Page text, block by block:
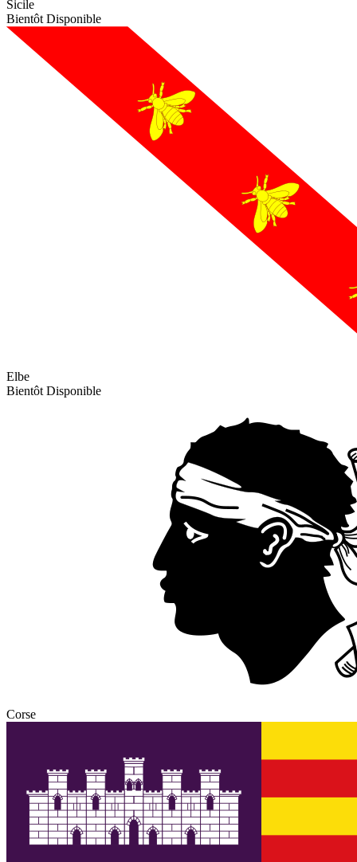
Sicile
Bientôt Disponible
Elbe
Bientôt Disponible
Corse